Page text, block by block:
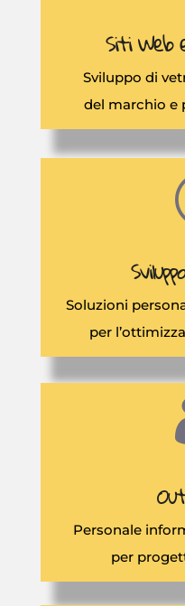
Siti Web
Sviluppo di
del marchio e
Soluzioni
per
Personale
per